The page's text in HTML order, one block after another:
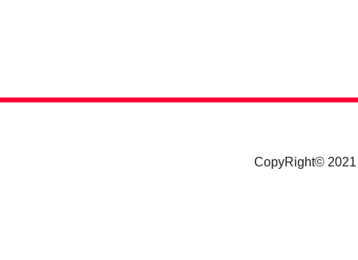
CopyRight©